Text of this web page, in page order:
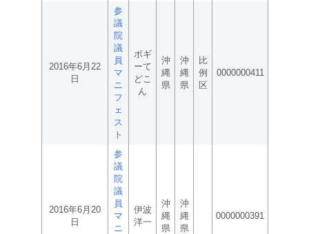
2016年6月22
日
参
議
院
議
員
マ
ニ
フ
ェ
ス
ト
ボギ
ーて
どこ
ん
沖
縄
県
沖
縄
県
比
例
区
0000000411
2016年6月20
日
参
議
院
議
員
マ
ニ
伊波
洋一
沖
縄
県
沖
縄
県
0000000391